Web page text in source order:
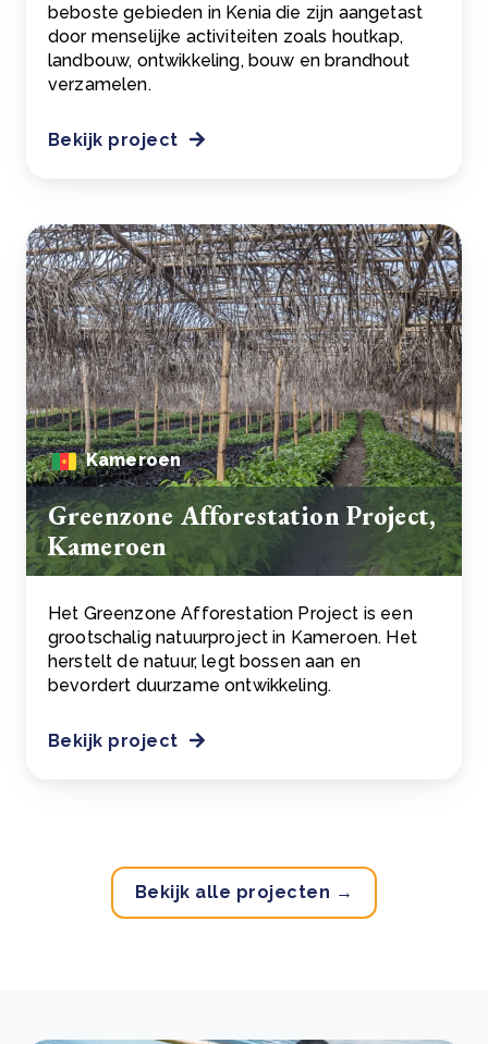
beboste gebieden in Kenia die zijn aangetast
door menselijke activiteiten zoals houtkap,
landbouw, ontwikkeling, bouw en brandhout
verzamelen.
Bekijk project
Kameroen
Greenzone Afforestation Project,
Kameroen
Het Greenzone Afforestation Project is een
grootschalig natuurproject in Kameroen. Het
herstelt de natuur, legt bossen aan en
bevordert duurzame ontwikkeling.
Bekijk project
Bekijk alle projecten →